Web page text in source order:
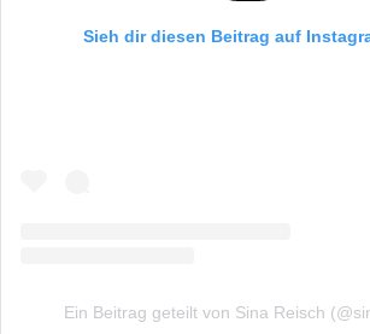
Sieh dir diesen Beitrag auf
Ein Beitrag geteilt von Sina Reisch